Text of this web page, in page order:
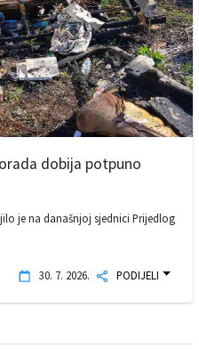
dobija potpuno
je na današnjoj sjednici Prijedlog
30. 7. 2026. PODIJELI